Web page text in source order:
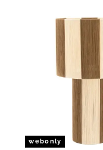
webonly